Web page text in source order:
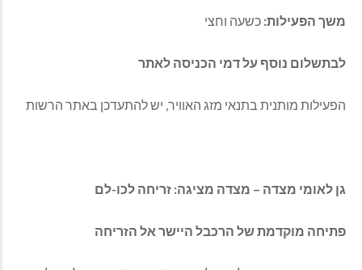
משך הפעילות: כשעה וחצי
לבתשלום נוסף על דמי הכניסה לאתר
הפעילות מותנית בתנאי מזג האוויר, יש להתעדכן באתר הרשות
גן לאומי מצדה – מצדה מציגה: זריחה לכו-לם
פתיחה מוקדמת של הרכבל היישר אל הזריחה